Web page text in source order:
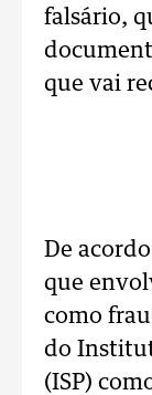
falsário,
que vai
De
que
como
do
(ISP)